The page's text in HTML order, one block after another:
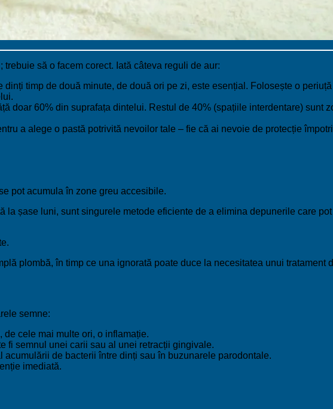
să o facem corect. Iată câteva reguli de aur:
dinți timp de două minute, de două ori pe zi, este esențial. Folosește o
doar 60% din suprafața dintelui. Restul de 40% (spațiile interdentare) sunt
a alege o pastă potrivită nevoilor tale – fie că ai nevoie de protecție
pot acumula în zone greu accesibile.
la șase luni, sunt singurele metode eficiente de a elimina depunerile care
plombă, în timp ce una ignorată poate duce la necesitatea unui tratament
semne:
cele mai multe ori, o inflamație.
fi semnul unei carii sau al unei retracții gingivale.
acumulării de bacterii între dinți sau în buzunarele parodontale.
imediată.